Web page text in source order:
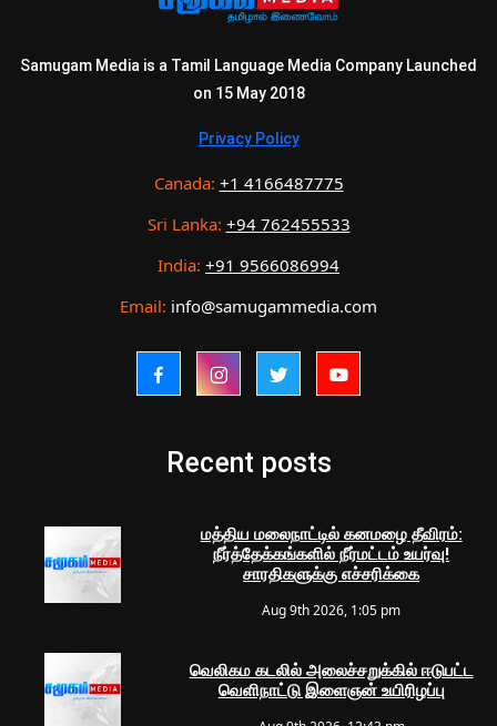
Samugam Media is a Tamil Language Media Company Launched
on 15 May 2018
Privacy Policy
Canada: +1 4166487775
Sri Lanka: +94 762455533
India: +91 9566086994
Email: info@samugammedia.com
Recent posts
மத்திய மலைநாட்டில் கனமழை தீவிரம்:
நீர்த்தேக்கங்களில் நீர்மட்டம் உயர்வு!
சாரதிகளுக்கு எச்சரிக்கை
Aug 9th 2026, 1:05 pm
வெலிகம கடலில் அலைச்சறுக்கில் ஈடுபட்ட
வெளிநாட்டு இளைஞன் உயிரிழப்பு